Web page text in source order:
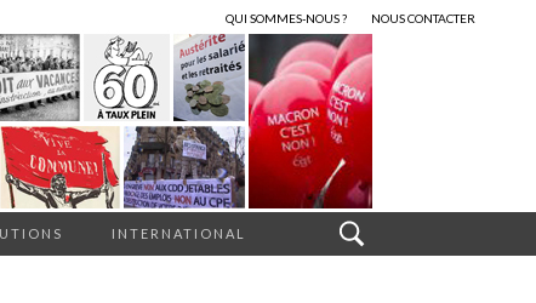
QUI SOMMES-NOUS ? NOUS CONTACTER
INTERNATIONAL